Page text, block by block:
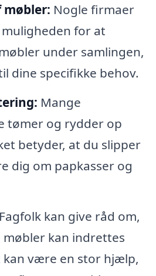
møbler: Nogle firmaer
for at
under samlingen,
dine specifikke behov.
Mange
tømer og rydder op
betyder, at du slipper
dig om papkasser og
Fagfolk kan give råd om,
kan indrettes
kan være en stor hjælp,